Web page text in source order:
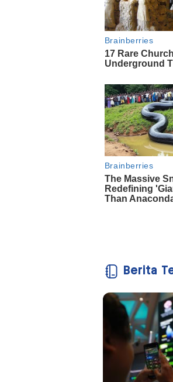
Berita